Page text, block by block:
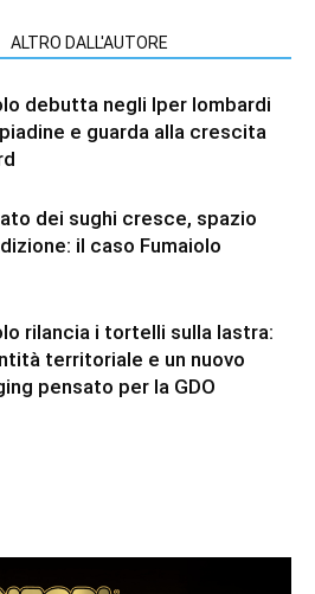
ALTRO DALL'AUTORE
debutta negli Iper lombardi
e guarda alla crescita
dei sughi cresce, spazio
il caso Fumaiolo
rilancia i tortelli sulla lastra:
territoriale e un nuovo
pensato per la GDO